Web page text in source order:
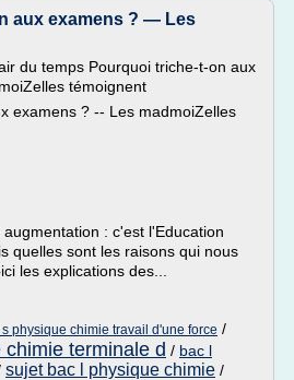
aux examens ? — Les
du temps Pourquoi triche-t-on aux
témoignent
examens ? -- Les madmoiZelles
: c'est l'Education
quelles sont les raisons qui nous
les explications des...
physique chimie travail d'une force /
terminale d / bac l
sujet bac l physique chimie /